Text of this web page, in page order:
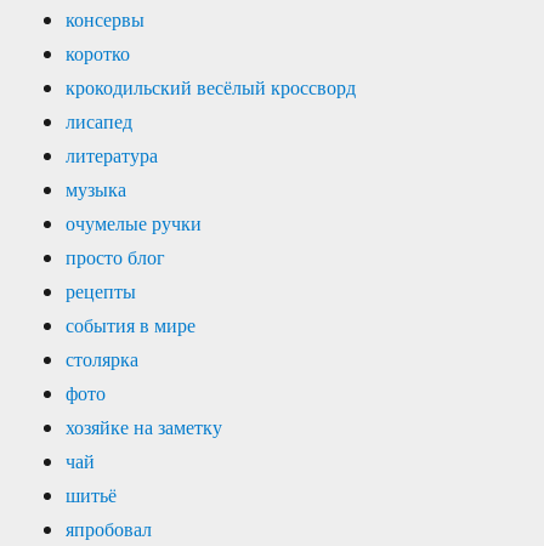
консервы
коротко
крокодильский весёлый кроссворд
лисапед
литература
музыка
очумелые ручки
просто блог
рецепты
события в мире
столярка
фото
хозяйке на заметку
чай
шитьё
япробовал